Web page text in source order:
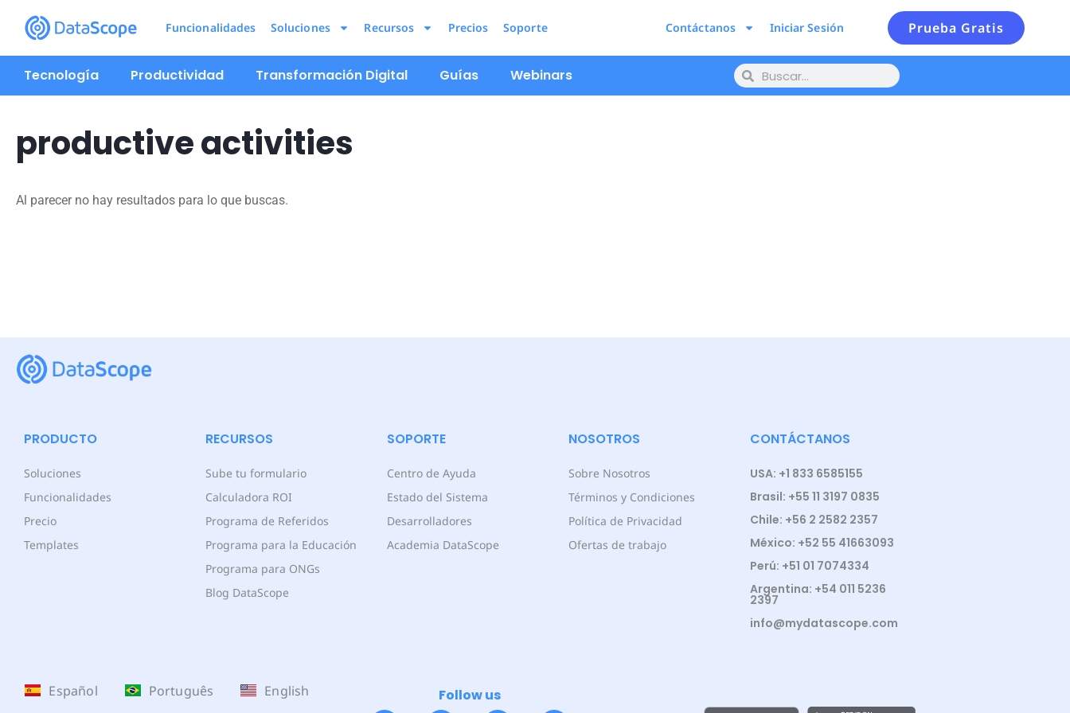
Funcionalidades Soluciones Recursos Precios Soporte Contáctanos Iniciar Sesión Prueba Gratis
Tecnología Productividad Transformación Digital Guías Webinars
productive activities
Al parecer no hay resultados para lo que buscas.
PRODUCTO
Soluciones
Funcionalidades
Precio
Templates
RECURSOS
Sube tu formulario
Calculadora ROI
Programa de Referidos
Programa para la Educación
Programa para ONGs
Blog DataScope
SOPORTE
Centro de Ayuda
Estado del Sistema
Desarrolladores
Academia DataScope
NOSOTROS
Sobre Nosotros
Términos y Condiciones
Política de Privacidad
Ofertas de trabajo
CONTÁCTANOS
USA: +1 833 6585155
Brasil: +55 11 3197 0835
Chile: +56 2 2582 2357
México: +52 55 41663093
Perú: +51 01 7074334
Argentina: +54 011 5236
2397
info@mydatascope.com
Español Português English Follow us